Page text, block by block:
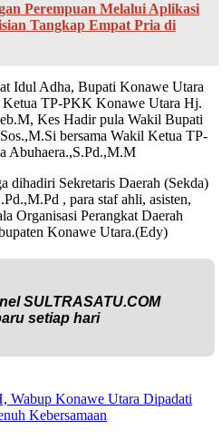
Perempuan Melalui Aplikasi
Tangkap Empat Pria di
Idul Adha, Bupati Konawe Utara
TP-PKK Konawe Utara Hj.
Kes Hadir pula Wakil Bupati
bersama Wakil Ketua TP-
Abuhaera.,S.Pd.,M.M
dihadiri Sekretaris Daerah (Sekda)
, para staf ahli, asisten,
Organisasi Perangkat Daerah
Konawe Utara.(Edy)
SULTRASATU.COM
setiap hari
Wabup Konawe Utara Dipadati
Kebersamaan